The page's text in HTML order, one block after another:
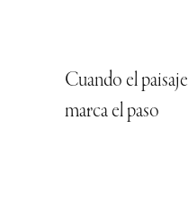
Cuando el paisaje
marca el paso